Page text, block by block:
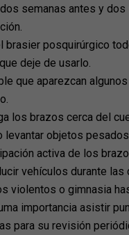
semanas antes y
brasier posquirúrgico
deje de usarlo.
que aparezcan
los brazos cerca del
levantar objetos
activa de los
vehículos durante
violentos o gimnasia
importancia asistir
para su revisión